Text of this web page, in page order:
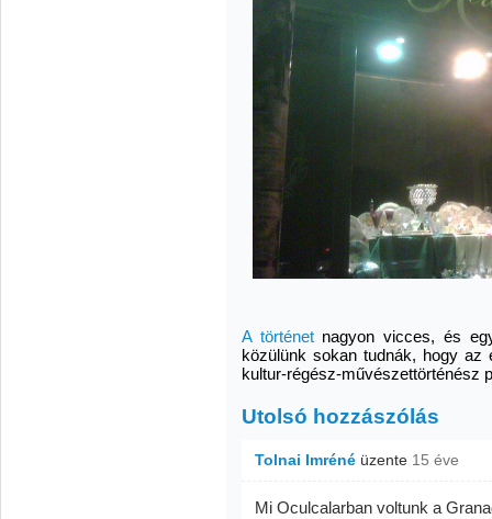
A történetnagyon vicces, és
közülünk sokan tudnák, hogy az
kultur-régész-művészettörténész
Utolsó hozzászólás
Tolnai Imréné üzente 15 éve
Mi Oculcalarban voltunk a